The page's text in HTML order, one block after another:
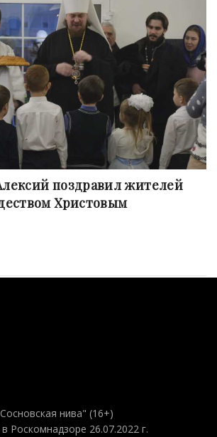
поздравил жителей
Христовым
нива" (16+)
Роскомнадзоре 26.07.2022 г.